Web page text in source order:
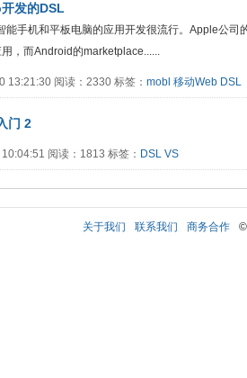
发的DSL
能手机和平板电脑的应用开发很流行。Apple公
，而Android的marketplace......
阅读：2330 标签： mobl 移动Web DSL
门 2
阅读：1813 标签： DSL VS
关于我们 联系我们 商务合作